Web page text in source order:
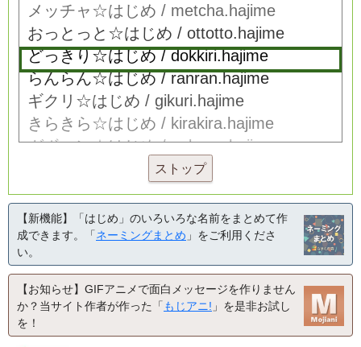
ストップ
【新機能】「はじめ」のいろいろな名前をまとめて作
成できます。「ネーミングまとめ 」をご利用くださ
い。
【お知らせ】GIFアニメで面白メッセージを作りません
か？当サイト作者が作った「 もじアニ! 」を是非お試し
を！